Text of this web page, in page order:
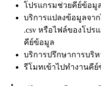
โปรแกรมช่วยคีย์ข้อมู
บริการแปลงข้อมูลจา
.csv หรือไฟล์ของโปร
คีย์ข้อมูล
บริการปรึกษาการบริ
รีโมทเข้าไปทำงานคี